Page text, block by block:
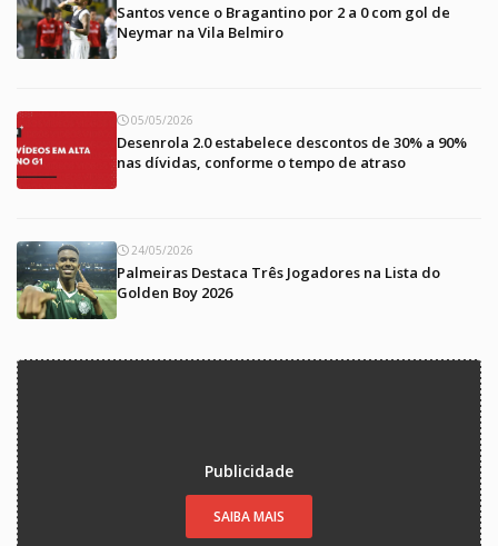
Santos vence o Bragantino por 2 a 0 com gol de
Neymar na Vila Belmiro
05/05/2026
Desenrola 2.0 estabelece descontos de 30% a 90%
nas dívidas, conforme o tempo de atraso
24/05/2026
Palmeiras Destaca Três Jogadores na Lista do
Golden Boy 2026
Publicidade
SAIBA MAIS